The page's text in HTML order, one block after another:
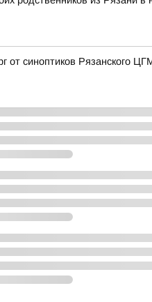
от синоптиков Рязанского